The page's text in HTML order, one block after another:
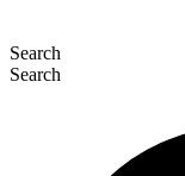
Search
Search